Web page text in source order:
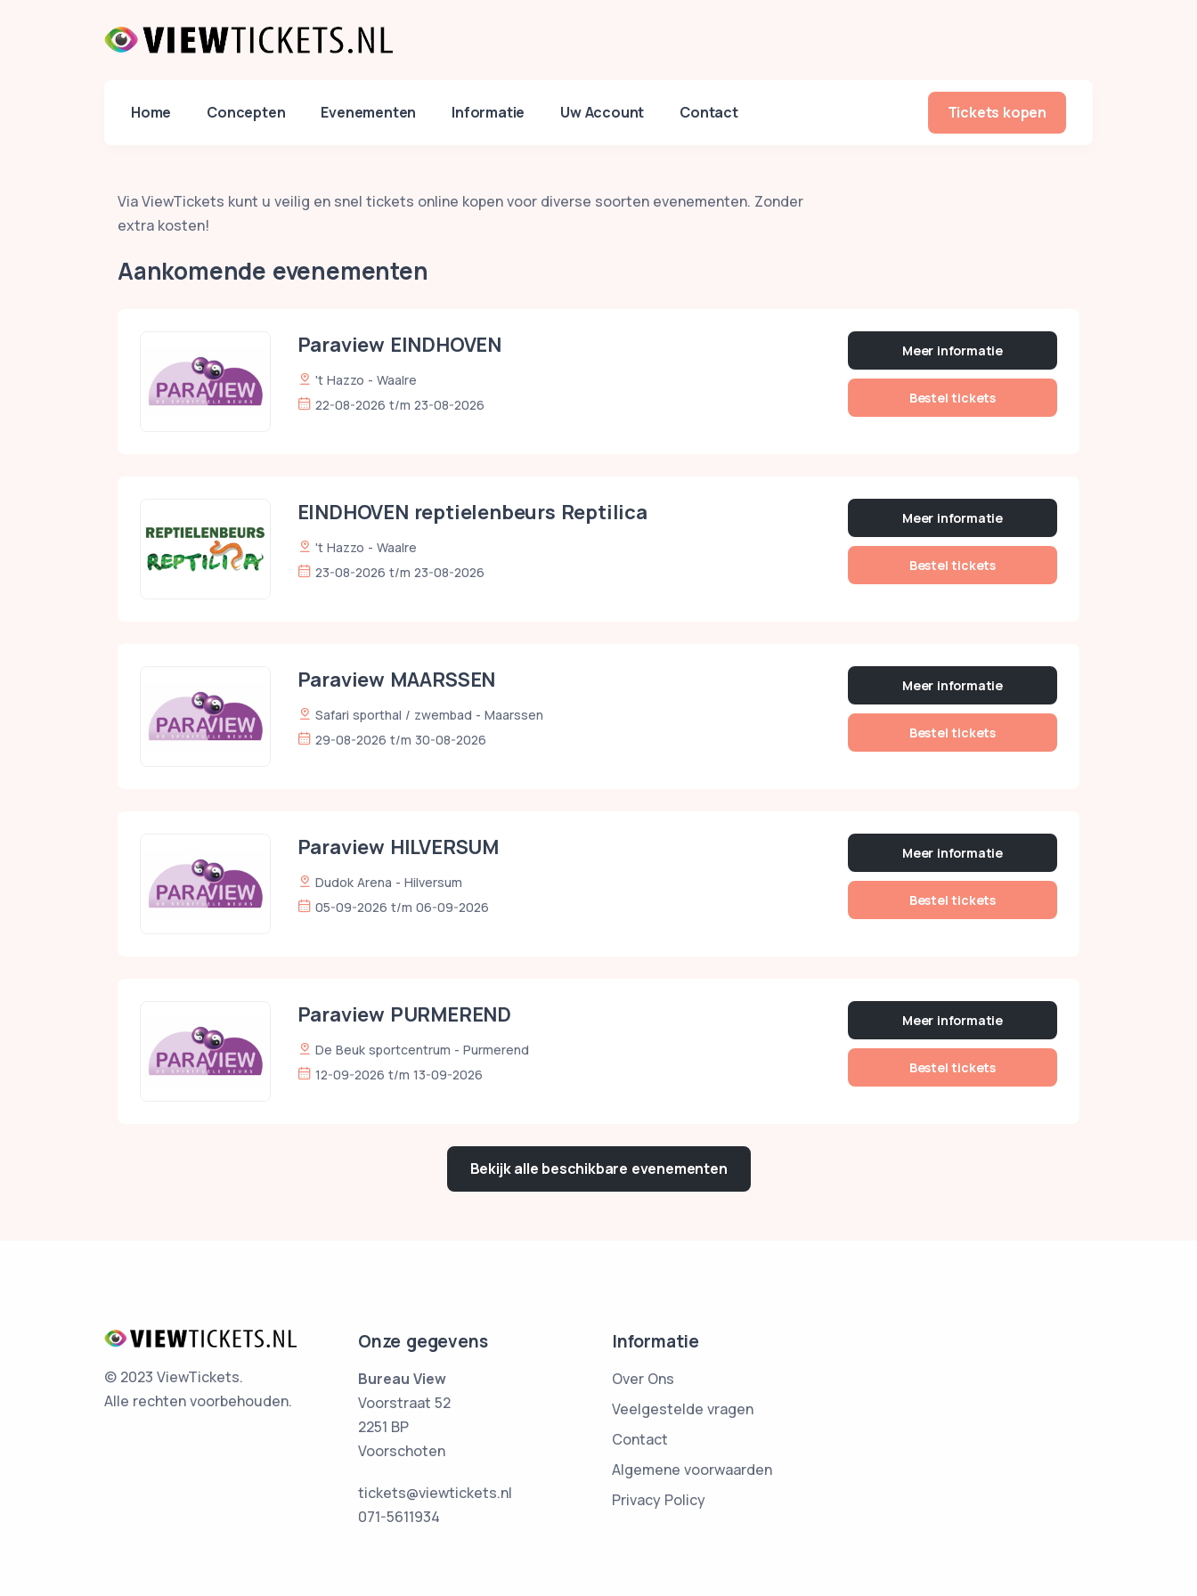
Home Concepten Evenementen Informatie Uw Account Contact Tickets kopen
Via ViewTickets kunt u veilig en snel tickets online kopen voor diverse soorten evenementen. Zonder
extra kosten!
Aankomende evenementen
Paraview EINDHOVEN
't Hazzo - Waalre
22-08-2026 t/m 23-08-2026
Meer informatie
Bestel tickets
EINDHOVEN reptielenbeurs Reptilica
't Hazzo - Waalre
23-08-2026 t/m 23-08-2026
Meer informatie
Bestel tickets
Paraview MAARSSEN
Safari sporthal / zwembad - Maarssen
29-08-2026 t/m 30-08-2026
Meer informatie
Bestel tickets
Paraview HILVERSUM
Dudok Arena - Hilversum
05-09-2026 t/m 06-09-2026
Meer informatie
Bestel tickets
Paraview PURMEREND
De Beuk sportcentrum - Purmerend
12-09-2026 t/m 13-09-2026
Meer informatie
Bestel tickets
Bekijk alle beschikbare evenementen
© 2023 ViewTickets.
Alle rechten voorbehouden.
Onze gegevens
Bureau View
Voorstraat 52
2251 BP
Voorschoten
tickets@viewtickets.nl
071-5611934
Informatie
Over Ons
Veelgestelde vragen
Contact
Algemene voorwaarden
Privacy Policy